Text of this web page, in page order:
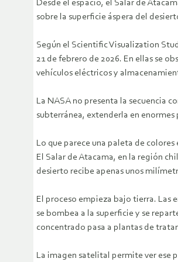
Desde el espacio, el Salar de
sobre la superficie áspera del
Según el Scientific Visualization
21 de febrero de 2026. En ellas se
vehículos eléctricos y
La NASA no presenta la secuencia
subterránea, extenderla en enormes
Lo que parece una paleta de
El Salar de Atacama, en la región
desierto recibe apenas unos
El proceso empieza bajo tierra. Las
se bombea a la superficie y se
concentrado pasa a plantas de
La imagen satelital permite ver ese